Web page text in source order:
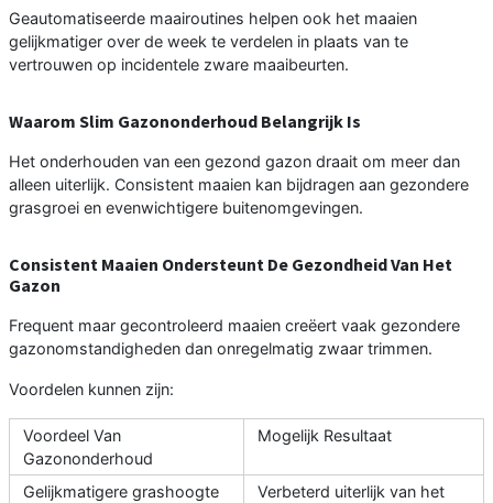
Geautomatiseerde maairoutines helpen ook het maaien
gelijkmatiger over de week te verdelen in plaats van te
vertrouwen op incidentele zware maaibeurten.
Waarom Slim Gazononderhoud Belangrijk Is
Het onderhouden van een gezond gazon draait om meer dan
alleen uiterlijk. Consistent maaien kan bijdragen aan gezondere
grasgroei en evenwichtigere buitenomgevingen.
Consistent Maaien Ondersteunt De Gezondheid Van Het
Gazon
Frequent maar gecontroleerd maaien creëert vaak gezondere
gazonomstandigheden dan onregelmatig zwaar trimmen.
Voordelen kunnen zijn:
Voordeel Van
Gazononderhoud
Mogelijk Resultaat
Gelijkmatigere grashoogte
Verbeterd uiterlijk van het